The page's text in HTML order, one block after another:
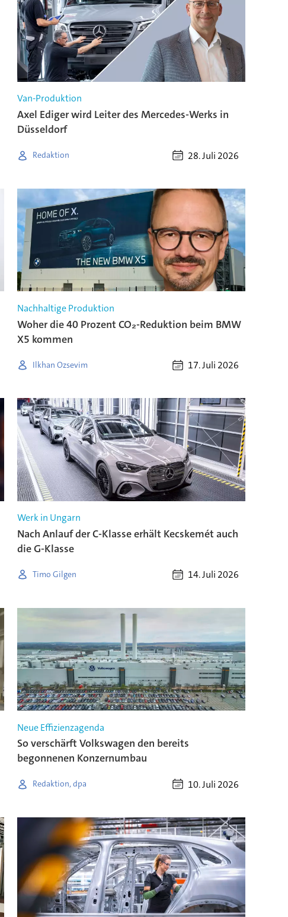
Van-Produktion
Axel Ediger wird Leiter des Mercedes-Werks in
Düsseldorf
Redaktion 28. Juli 2026
Nachhaltige Produktion
Woher die 40 Prozent CO₂-Reduktion beim BMW
X5 kommen
Ilkhan Ozsevim 17. Juli 2026
Werk in Ungarn
Nach Anlauf der C-Klasse erhält Kecskemét auch
die G-Klasse
Timo Gilgen 14. Juli 2026
Neue Effizienzagenda
So verschärft Volkswagen den bereits
begonnenen Konzernumbau
Redaktion, dpa 10. Juli 2026